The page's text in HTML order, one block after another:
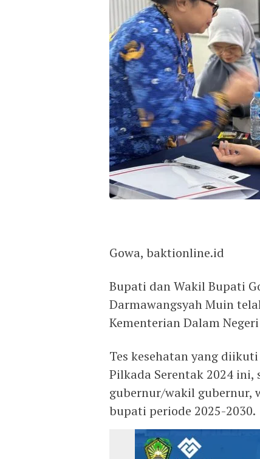
Gowa, baktionline.id
Bupati dan Wakil Bupati
Darmawangsyah Muin
Kementerian Dalam
Tes kesehatan yang
Pilkada Serentak 2024
gubernur/wakil
bupati periode 2025-2030.